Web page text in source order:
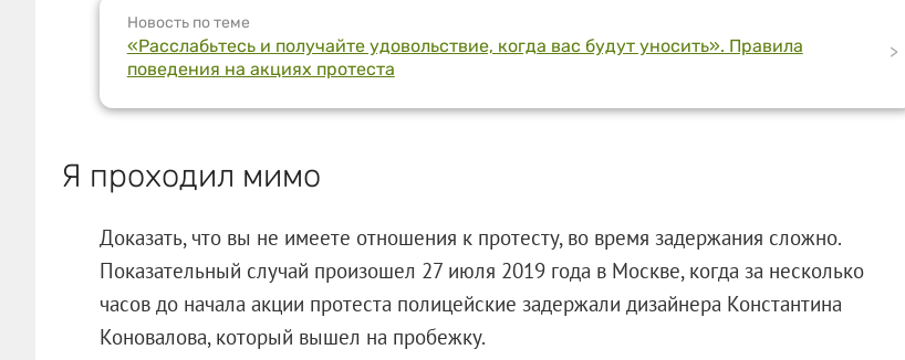
Новость по теме
«Расслабьтесь и получайте удовольствие, когда вас будут уносить». Правила
поведения на акциях протеста
>
Я проходил мимо
Доказать, что вы не имеете отношения к протесту, во время задержания сложно.
Показательный случай произошел 27 июля 2019 года в Москве, когда за несколько
часов до начала акции протеста полицейские задержали дизайнера Константина
Коновалова, который вышел на пробежку.